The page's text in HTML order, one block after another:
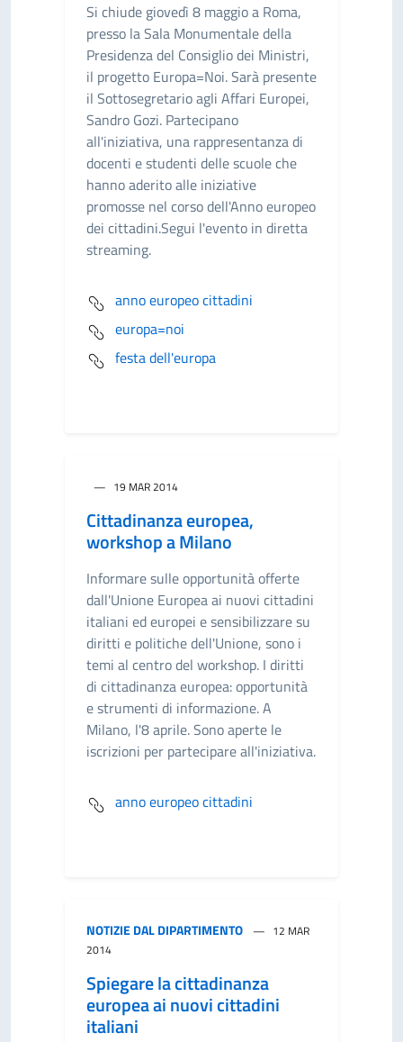
Si chiude giovedì 8 maggio a Roma,
presso la Sala Monumentale della
Presidenza del Consiglio dei Ministri,
il progetto Europa=Noi. Sarà presente
il Sottosegretario agli Affari Europei,
Sandro Gozi. Partecipano
all'iniziativa, una rappresentanza di
docenti e studenti delle scuole che
hanno aderito alle iniziative
promosse nel corso dell'Anno europeo
dei cittadini.Segui l'evento in diretta
streaming.
anno europeo cittadini
europa=noi
festa dell'europa
19 MAR 2014
Cittadinanza europea,
workshop a Milano
Informare sulle opportunità offerte
dall'Unione Europea ai nuovi cittadini
italiani ed europei e sensibilizzare su
diritti e politiche dell'Unione, sono i
temi al centro del workshop. I diritti
di cittadinanza europea: opportunità
e strumenti di informazione. A
Milano, l'8 aprile. Sono aperte le
iscrizioni per partecipare all'iniziativa.
anno europeo cittadini
NOTIZIE DAL DIPARTIMENTO
12 MAR
2014
Spiegare la cittadinanza
europea ai nuovi cittadini
italiani